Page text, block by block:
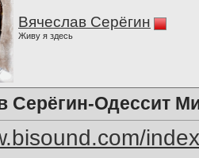
Вячеслав Серёгин
Живу я здесь
Серёгин-Одессит